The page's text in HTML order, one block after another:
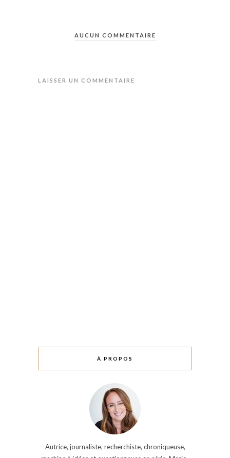
AUCUN COMMENTAIRE
LAISSER UN COMMENTAIRE
À PROPOS
Autrice, journaliste, recherchiste, chroniqueuse,